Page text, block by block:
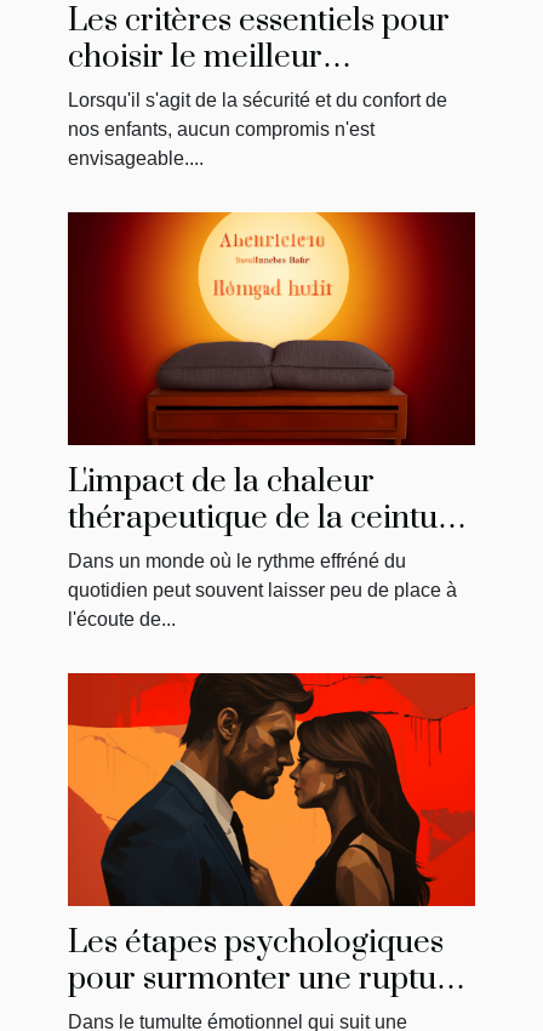
Les critères essentiels pour
choisir le meilleur
réhausseur de chaise pour
votre enfant
Lorsqu'il s'agit de la sécurité et du confort de
nos enfants, aucun compromis n'est
envisageable....
L'impact de la chaleur
thérapeutique de la ceinture
menstruelle sur
l'amélioration du bien-être
général
Dans un monde où le rythme effréné du
quotidien peut souvent laisser peu de place à
l'écoute de...
Les étapes psychologiques
pour surmonter une rupture
et reconquérir son ancien
Dans le tumulte émotionnel qui suit une